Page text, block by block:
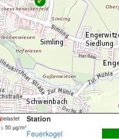
belastet
> 50 µg/m³
Station
Feuerkogel